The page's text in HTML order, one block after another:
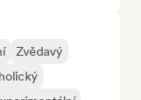
Zvědavý